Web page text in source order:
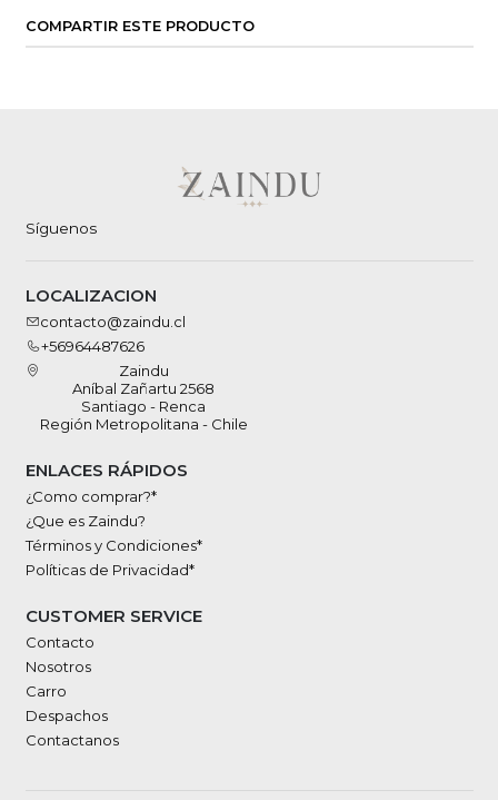
COMPARTIR ESTE PRODUCTO
Síguenos
LOCALIZACION
contacto@zaindu.cl
+56964487626
Zaindu
Aníbal Zañartu 2568
Santiago - Renca
Región Metropolitana - Chile
ENLACES RÁPIDOS
¿Como comprar?*
¿Que es Zaindu?
Términos y Condiciones*
Políticas de Privacidad*
CUSTOMER SERVICE
Contacto
Nosotros
Carro
Despachos
Contactanos